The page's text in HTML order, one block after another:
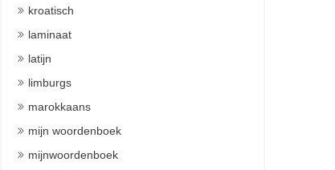
kroatisch
laminaat
latijn
limburgs
marokkaans
mijn woordenboek
mijnwoordenboek